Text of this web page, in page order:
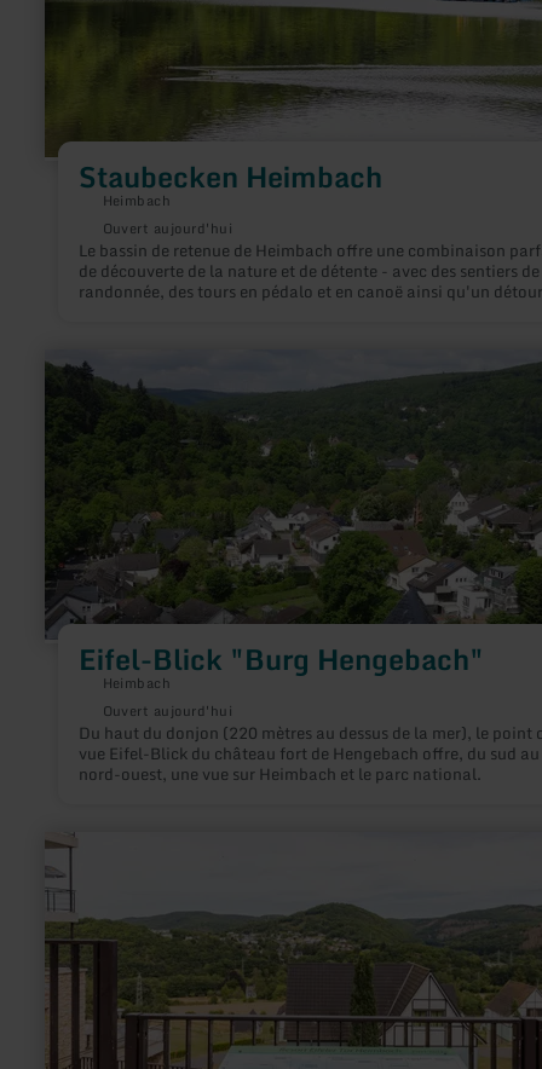
Staubecken Heimbach
Heimbach
Ouvert aujourd'hui
Le bassin de retenue de Heimbach offre une combinaison
de découverte de la nature et de détente - avec des sentiers de
randonnée, des tours en pédalo et en canoë ainsi qu'un
Eifel-Blick "Burg Hengebach"
Heimbach
Ouvert aujourd'hui
Du haut du donjon (220 mètres au dessus de la mer), le point
vue Eifel-Blick du château fort de Hengebach offre, du sud au
nord-ouest, une vue sur Heimbach et le parc national.
en
Hengebach"
en
plus
sur
:
Eifel-
"Resort
Tor"